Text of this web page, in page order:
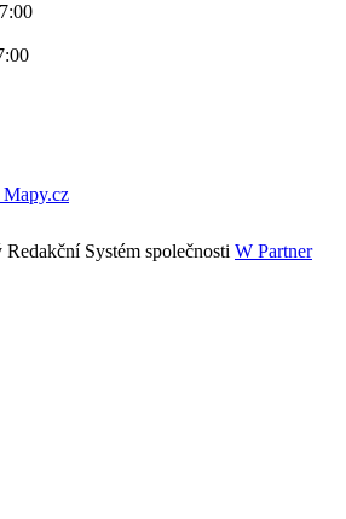
Systém společnosti W Partner